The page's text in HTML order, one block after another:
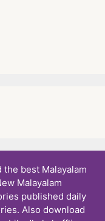
best Malayalam
Malayalam
published daily
Also download